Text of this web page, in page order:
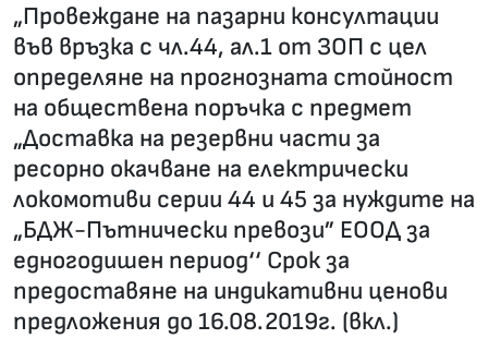
„Провеждане на пазарни консултации
във връзка с чл.44, ал.1 от ЗОП с цел
определяне на прогнозната стойност
на обществена поръчка с предмет
„Доставка на резервни части за
ресорно окачване на електрически
локомотиви серии 44 и 45 за нуждите на
„БДЖ-Пътнически превози” ЕООД за
едногодишен период‘‘ Срок за
предоставяне на индикативни ценови
предложения до 16.08.2019г. (вкл.)